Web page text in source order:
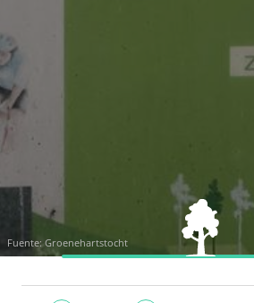
Fuente: Groenehartstocht